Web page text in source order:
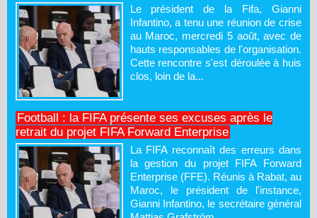
Le président de la Fifa, Gianni
Infantino, a tenu une réunion de crise
au Maroc, mercredi 5 août, avec de
hauts responsables de l'organisation.
Cette rencontre s'est déroulée à huis
clos, loin de la...
Football : la FIFA présente ses excuses après le
retrait du projet FIFA Forward Enterprise
La FIFA reconnaît des erreurs dans
la gestion du projet FIFA Forward
Enterprise (FFE). Réunis à Rabat, au
Maroc, le président de l'instance,
Gianni Infantino, le secrétaire général